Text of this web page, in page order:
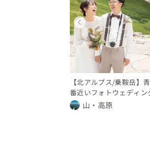
ホームゲレンデは蔵
あらゆる場所を熟知し
⚪︎蔵王がホームだから
⚪︎もちろん滑りながら
⚪︎温泉街やホテルもあ
△雪山ですので天気の
△晴れの日は週に1日あ
ウェディングフ
長野県
10 〜 30 万円
【北アルプス/乗鞍岳】
番近いフォトウェディン
山・高原
ウェディング
山形県
〜 10 万円